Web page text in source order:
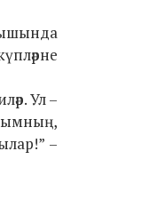
Ул –
–